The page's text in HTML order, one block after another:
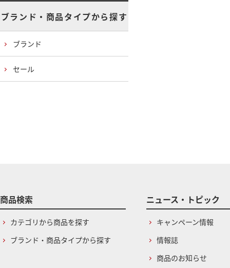
ブランド・商品タイプから探す
ブランド
セール
商品検索
カテゴリから商品を探す
ブランド・商品タイプから探す
ニュース・トピック
キャンペーン情報
情報誌
商品のお知らせ